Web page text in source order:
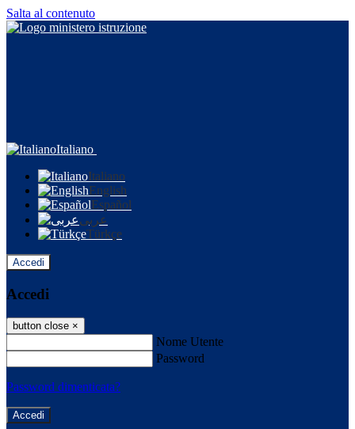
Salta al contenuto
Italiano
Italiano
English
Español
عربى
Türkçe
Accedi
Accedi
button close ×
Nome Utente
Password
Password dimenticata?